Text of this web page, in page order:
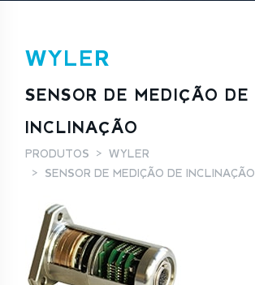
WYLER
SENSOR DE MEDIÇÃO DE
INCLINAÇÃO
PRODUTOS
WYLER
SENSOR DE MEDIÇÃO DE INCLINAÇÃO